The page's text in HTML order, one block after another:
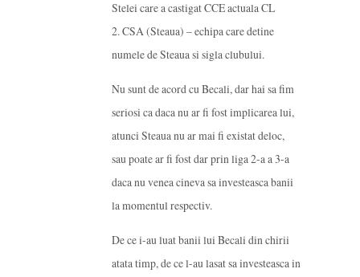
Stelei care a castigat CCE actuala CL
2. CSA (Steaua) – echipa care detine
numele de Steaua si sigla clubului.
Nu sunt de acord cu Becali, dar hai sa fim
seriosi ca daca nu ar fi fost implicarea lui,
atunci Steaua nu ar mai fi existat deloc,
sau poate ar fi fost dar prin liga 2-a a 3-a
daca nu venea cineva sa investeasca banii
la momentul respectiv.
De ce i-au luat banii lui Becali din chirii
atata timp, de ce l-au lasat sa investeasca in